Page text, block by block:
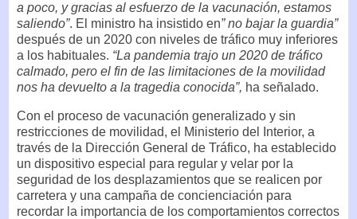
a poco, y gracias al esfuerzo de la vacunación, estamos
saliendo”. El ministro ha insistido en” no bajar la guardia”
después de un 2020 con niveles de tráfico muy inferiores
a los habituales. “La pandemia trajo un 2020 de tráfico
calmado, pero el fin de las limitaciones de la movilidad
nos ha devuelto a la tragedia conocida”, ha señalado.
Con el proceso de vacunación generalizado y sin
restricciones de movilidad, el Ministerio del Interior, a
través de la Dirección General de Tráfico, ha establecido
un dispositivo especial para regular y velar por la
seguridad de los desplazamientos que se realicen por
carretera y una campaña de concienciación para
recordar la importancia de los comportamientos correctos